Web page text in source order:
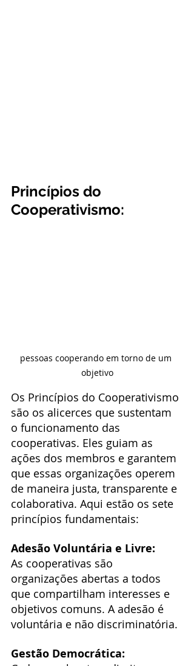
Princípios do
Cooperativismo:
pessoas cooperando em torno de um
objetivo
Os Princípios do Cooperativismo
são os alicerces que sustentam
o funcionamento das
cooperativas. Eles guiam as
ações dos membros e garantem
que essas organizações operem
de maneira justa, transparente e
colaborativa. Aqui estão os sete
princípios fundamentais:
Adesão Voluntária e Livre:
As cooperativas são
organizações abertas a todos
que compartilham interesses e
objetivos comuns. A adesão é
voluntária e não discriminatória.
Gestão Democrática: